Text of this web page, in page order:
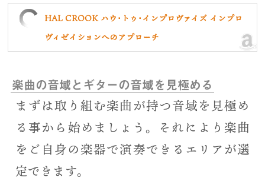
HAL CROOK ハウ･トゥ･インプロヴァイズ インプロ
ヴィゼイションへのアプローチ
楽曲の音域とギターの音域を見極める
まずは取り組む楽曲が持つ音域を見極め
る事から始めましょう。それにより楽曲
をご自身の楽器で演奏できるエリアが選
定できます。